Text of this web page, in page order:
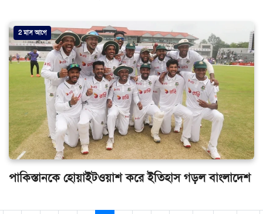
2 মাস আগে
পাকিস্তানকে হোয়াইটওয়াশ করে ইতিহাস গড়ল বাংলাদেশ